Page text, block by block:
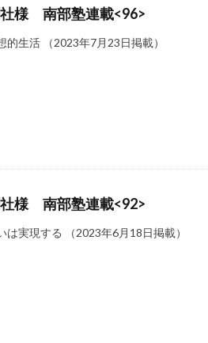
様 南部塾連載<96>
的生活 （2023年7月23日掲載）
様 南部塾連載<92>
は実現する （2023年6月18日掲載）